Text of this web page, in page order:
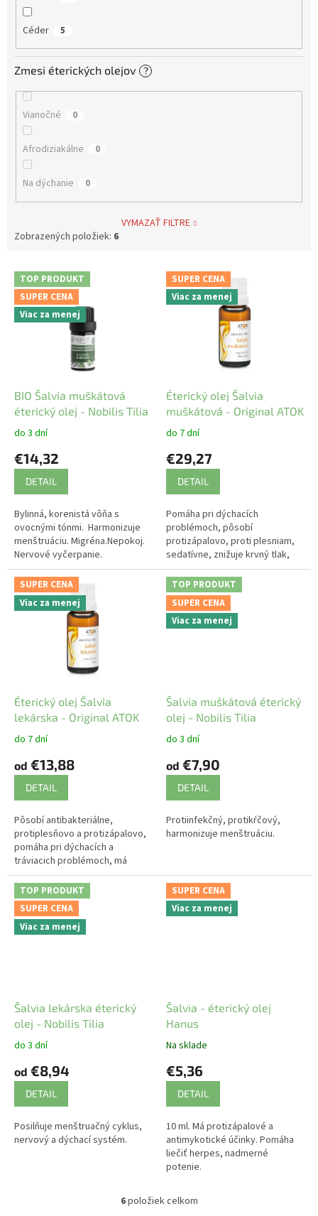
Céder 5
Zmesi éterických olejov ?
Vianočné 0
Afrodiziakálne 0
Na dýchanie 0
VYMAZAŤ FILTRE
Zobrazených položiek: 6
V
p
TOP PRODUKT
SUPER CENA
Viac za menej
BIO Šalvia muškátová
éterický olej - Nobilis Tilia
do 3 dní
€14,32
DETAIL
Bylinná, korenistá vôňa s
ovocnými tónmi. Harmonizuje
menštruáciu. Migréna.Nepokoj.
Nervové vyčerpanie.
SUPER CENA
Viac za menej
Éterický olej Šalvia
muškátová - Original ATOK
do 7 dní
€29,27
DETAIL
Pomáha pri dýchacích
problémoch, pôsobí
protizápalovo, proti plesniam,
sedatívne, znižuje krvný tlak,
uvoľňuje hladké svalstvo a
uvoľňuje psychické napätie.
SUPER CENA
Viac za menej
Éterický olej Šalvia
lekárska - Original ATOK
do 7 dní
od €13,88
DETAIL
Pôsobí antibakteriálne,
protiplesňovo a protizápalovo,
pomáha pri dýchacích a
tráviacich problémoch, má
sťahujúce a hojivé účinky.
TOP PRODUKT
SUPER CENA
Viac za menej
Šalvia muškátová éterický
olej - Nobilis Tilia
do 3 dní
od €7,90
DETAIL
Protiinfekčný, protikŕčový,
harmonizuje menštruáciu.
TOP PRODUKT
SUPER CENA
Viac za menej
Šalvia lekárska éterický
olej - Nobilis Tilia
do 3 dní
od €8,94
DETAIL
Posilňuje menštruačný cyklus,
nervový a dýchací systém.
SUPER CENA
Viac za menej
Šalvia - éterický olej
Hanus
Na sklade
€5,36
DETAIL
10 ml. Má protizápalové a
antimykotické účinky. Pomáha
liečiť herpes, nadmerné
potenie.
O
6položiek celkom